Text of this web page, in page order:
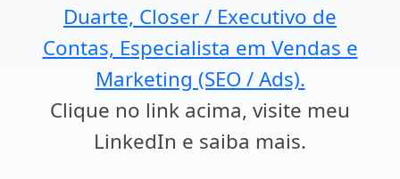
Duarte, Closer / Executivo de
Contas, Especialista em Vendas e
Marketing (SEO / Ads).
Clique no link acima, visite meu
LinkedIn e saiba mais.